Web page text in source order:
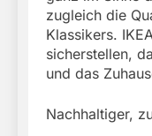
zugleich die
Klassikers.
sicherstellen,
und das
Nachhaltiger,